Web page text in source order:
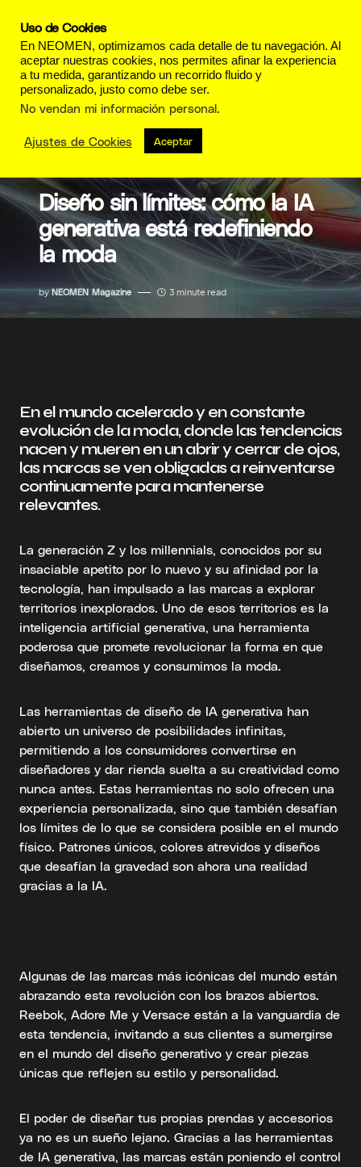
Diseño sin límites: cómo la IA
generativa está redefiniendo
la moda
by NEOMEN Magazine 3 minute read
En el mundo acelerado y en constante
evolución de la moda, donde las tendencias
nacen y mueren en un abrir y cerrar de ojos,
las marcas se ven obligadas a reinventarse
continuamente para mantenerse
relevantes.
La generación Z y los millennials, conocidos por su
insaciable apetito por lo nuevo y su afinidad por la
tecnología, han impulsado a las marcas a explorar
territorios inexplorados. Uno de esos territorios es la
inteligencia artificial generativa, una herramienta
poderosa que promete revolucionar la forma en que
diseñamos, creamos y consumimos la moda.
Las herramientas de diseño de IA generativa han
abierto un universo de posibilidades infinitas,
permitiendo a los consumidores convertirse en
diseñadores y dar rienda suelta a su creatividad como
nunca antes. Estas herramientas no solo ofrecen una
experiencia personalizada, sino que también desafían
los límites de lo que se considera posible en el mundo
físico. Patrones únicos, colores atrevidos y diseños
que desafían la gravedad son ahora una realidad
gracias a la IA.
Algunas de las marcas más icónicas del mundo están
abrazando esta revolución con los brazos abiertos.
Reebok, Adore Me y Versace están a la vanguardia de
esta tendencia, invitando a sus clientes a sumergirse
en el mundo del diseño generativo y crear piezas
únicas que reflejen su estilo y personalidad.
El poder de diseñar tus propias prendas y accesorios
ya no es un sueño lejano. Gracias a las herramientas
de IA generativa, las marcas están poniendo el control
Uso de Cookies
En NEOMEN, optimizamos cada detalle de tu navegación. Al
aceptar nuestras cookies, nos permites afinar la experiencia
a tu medida, garantizando un recorrido fluido y
personalizado, justo como debe ser.
No vendan mi información personal.
Ajustes de Cookies Aceptar